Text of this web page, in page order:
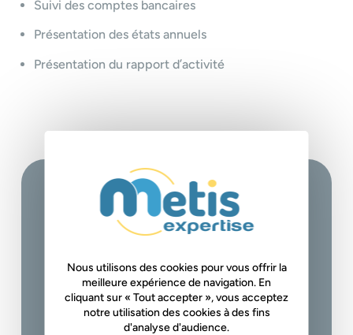
Suivi des comptes bancaires
Présentation des états annuels
Présentation du rapport d’activité
Notre pédagogie est participative et alterne
travaux pratiques sur la base de vos pièces
comptables, des débats avec l’intervenant,
des plans d’action.
Nous utilisons des cookies pour vous offrir la
meilleure expérience de navigation. En
cliquant sur « Tout accepter », vous acceptez
notre utilisation des cookies à des fins
d'analyse d'audience.